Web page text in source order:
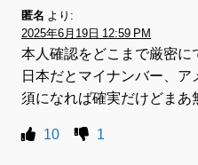
匿名 より:
2025年6月19日 12:59 PM
本人確認をどこまで厳密に
日本だとマイナンバー、
須になれば確実だけどまあ
10 1